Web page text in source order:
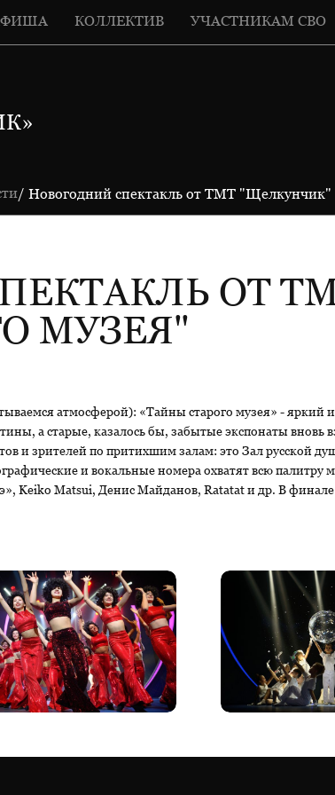
КОЛЛЕКТИВ УЧАСТНИКАМ СВО
/ Новогодний спектакль от ТМТ "Щелкунчик"
ОТ
МУЗЕЯ"
атмосферой): «Тайны старого музея» - яркий
а старые, казалось бы, забытые экспонаты
и зрителей по притихшим залам: это Зал русской
и вокальные номера охватят всю
Keiko Matsui, Денис Майданов, Ratatat и др. В